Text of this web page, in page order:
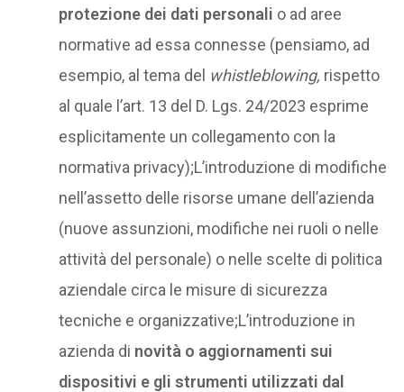
protezione dei dati personali o ad aree
normative ad essa connesse (pensiamo, ad
esempio, al tema del whistleblowing, rispetto
al quale l’art. 13 del D. Lgs. 24/2023 esprime
esplicitamente un collegamento con la
normativa privacy);L’introduzione di modifiche
nell’assetto delle risorse umane dell’azienda
(nuove assunzioni, modifiche nei ruoli o nelle
attività del personale) o nelle scelte di politica
aziendale circa le misure di sicurezza
tecniche e organizzative;L’introduzione in
azienda di novità o aggiornamenti sui
dispositivi e gli strumenti utilizzati dal